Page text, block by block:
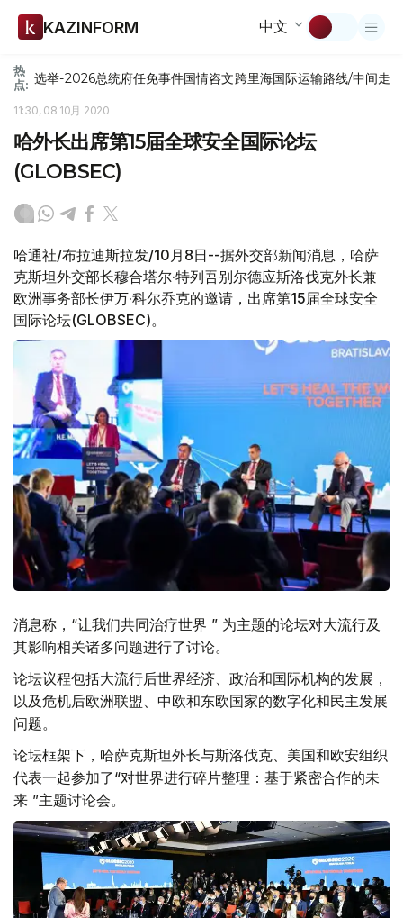
KAZINFORM 中文
热
点: 选举-2026总统府任免事件国情咨文跨里海国际运输路线/中间走廊
11:30, 08 10月 2020
哈外长出席第15届全球安全国际论坛
(GLOBSEC)
哈通社/布拉迪斯拉发/10月8日--据外交部新闻消息，哈萨
克斯坦外交部长穆合塔尔·特列吾别尔德应斯洛伐克外长兼
欧洲事务部长伊万·科尔乔克的邀请，出席第15届全球安全
国际论坛(GLOBSEC)。
消息称，“让我们共同治疗世界 ” 为主题的论坛对大流行及
其影响相关诸多问题进行了讨论。
论坛议程包括大流行后世界经济、政治和国际机构的发展，
以及危机后欧洲联盟、中欧和东欧国家的数字化和民主发展
问题。
论坛框架下，哈萨克斯坦外长与斯洛伐克、美国和欧安组织
代表一起参加了“对世界进行碎片整理：基于紧密合作的未
来 ”主题讨论会。